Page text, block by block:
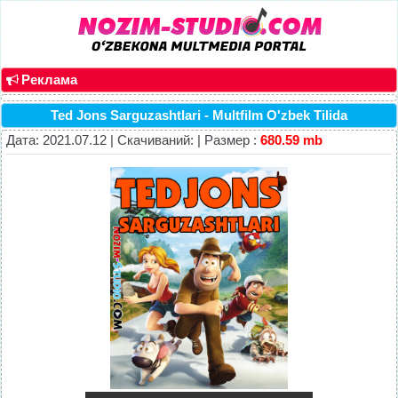
Реклама
Ted Jons Sarguzashtlari - Multfilm O'zbek Tilida
Дата: 2021.07.12 | Скачиваний: | Размер : 680.59 mb